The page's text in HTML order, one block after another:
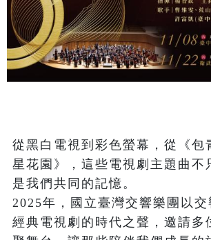
從黑白電視到彩色螢幕，從《包
星花園》，這些電視劇主題曲不
是我們共同的記憶。
2025年，國立臺灣交響樂團以
經典電視劇的時代之聲，邀請多